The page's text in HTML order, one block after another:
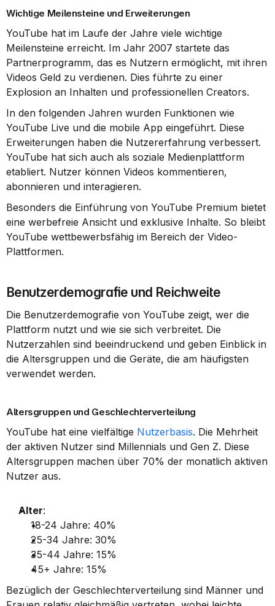
Wichtige Meilensteine und Erweiterungen
YouTube hat im Laufe der Jahre viele wichtige
Meilensteine erreicht. Im Jahr 2007 startete das
Partnerprogramm, das es Nutzern ermöglicht, mit ihren
Videos Geld zu verdienen. Dies führte zu einer
Explosion an Inhalten und professionellen Creators.
In den folgenden Jahren wurden Funktionen wie
YouTube Live und die mobile App eingeführt. Diese
Erweiterungen haben die Nutzererfahrung verbessert.
YouTube hat sich auch als soziale Medienplattform
etabliert. Nutzer können Videos kommentieren,
abonnieren und interagieren.
Besonders die Einführung von YouTube Premium bietet
eine werbefreie Ansicht und exklusive Inhalte. So bleibt
YouTube wettbewerbsfähig im Bereich der Video-
Plattformen.
Benutzerdemografie und Reichweite
Die Benutzerdemografie von YouTube zeigt, wer die
Plattform nutzt und wie sie sich verbreitet. Die
Nutzerzahlen sind beeindruckend und geben Einblick in
die Altersgruppen und die Geräte, die am häufigsten
verwendet werden.
Altersgruppen und Geschlechterverteilung
YouTube hat eine vielfältige Nutzerbasis. Die Mehrheit
der aktiven Nutzer sind Millennials und Gen Z. Diese
Altersgruppen machen über 70% der monatlich aktiven
Nutzer aus.
Alter:
18-24 Jahre: 40%
25-34 Jahre: 30%
35-44 Jahre: 15%
45+ Jahre: 15%
Bezüglich der Geschlechterverteilung sind Männer und